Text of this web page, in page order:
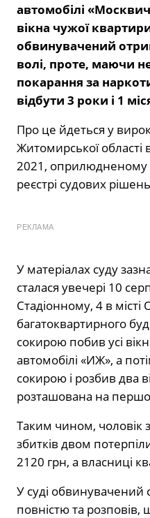
автомобілі
вікна чужої
обвинувачений
волі, проте, маючи
покарання за
відбути 3 роки і 1
Про це йдеться у
Житомирської області
2021,
реєстрі судових
РЕКЛАМА
У матеріалах суду
сталася увечері 10
Стадіонному, 4 в місті
багатоквартирного
сокирою побив усі
автомобілі «ИЖ», а
сокирою і розбив два
розташована на
Таким чином, чоловік
збитків двом
2120 грн, а власниці
У суді
повністю та